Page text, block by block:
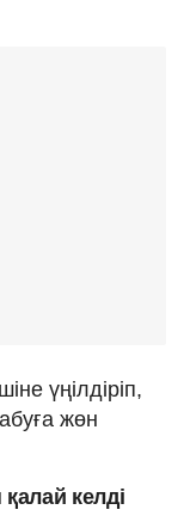
үңілдіріп,
жөн
келді